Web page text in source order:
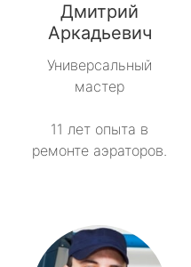
Дмитрий
Аркадьевич
Универсальный
мастер
11 лет опыта в
ремонте аэраторов.